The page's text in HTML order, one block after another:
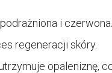
i
regeneracji skóry.
opaleniznę,